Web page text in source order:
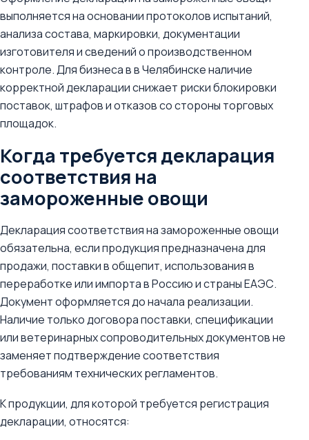
выполняется на основании протоколов испытаний,
анализа состава, маркировки, документации
изготовителя и сведений о производственном
контроле. Для бизнеса в в Челябинске наличие
корректной декларации снижает риски блокировки
поставок, штрафов и отказов со стороны торговых
площадок.
Когда требуется декларация
соответствия на
замороженные овощи
Декларация соответствия на замороженные овощи
обязательна, если продукция предназначена для
продажи, поставки в общепит, использования в
переработке или импорта в Россию и страны ЕАЭС.
Документ оформляется до начала реализации.
Наличие только договора поставки, спецификации
или ветеринарных сопроводительных документов не
заменяет подтверждение соответствия
требованиям технических регламентов.
К продукции, для которой требуется регистрация
декларации, относятся: